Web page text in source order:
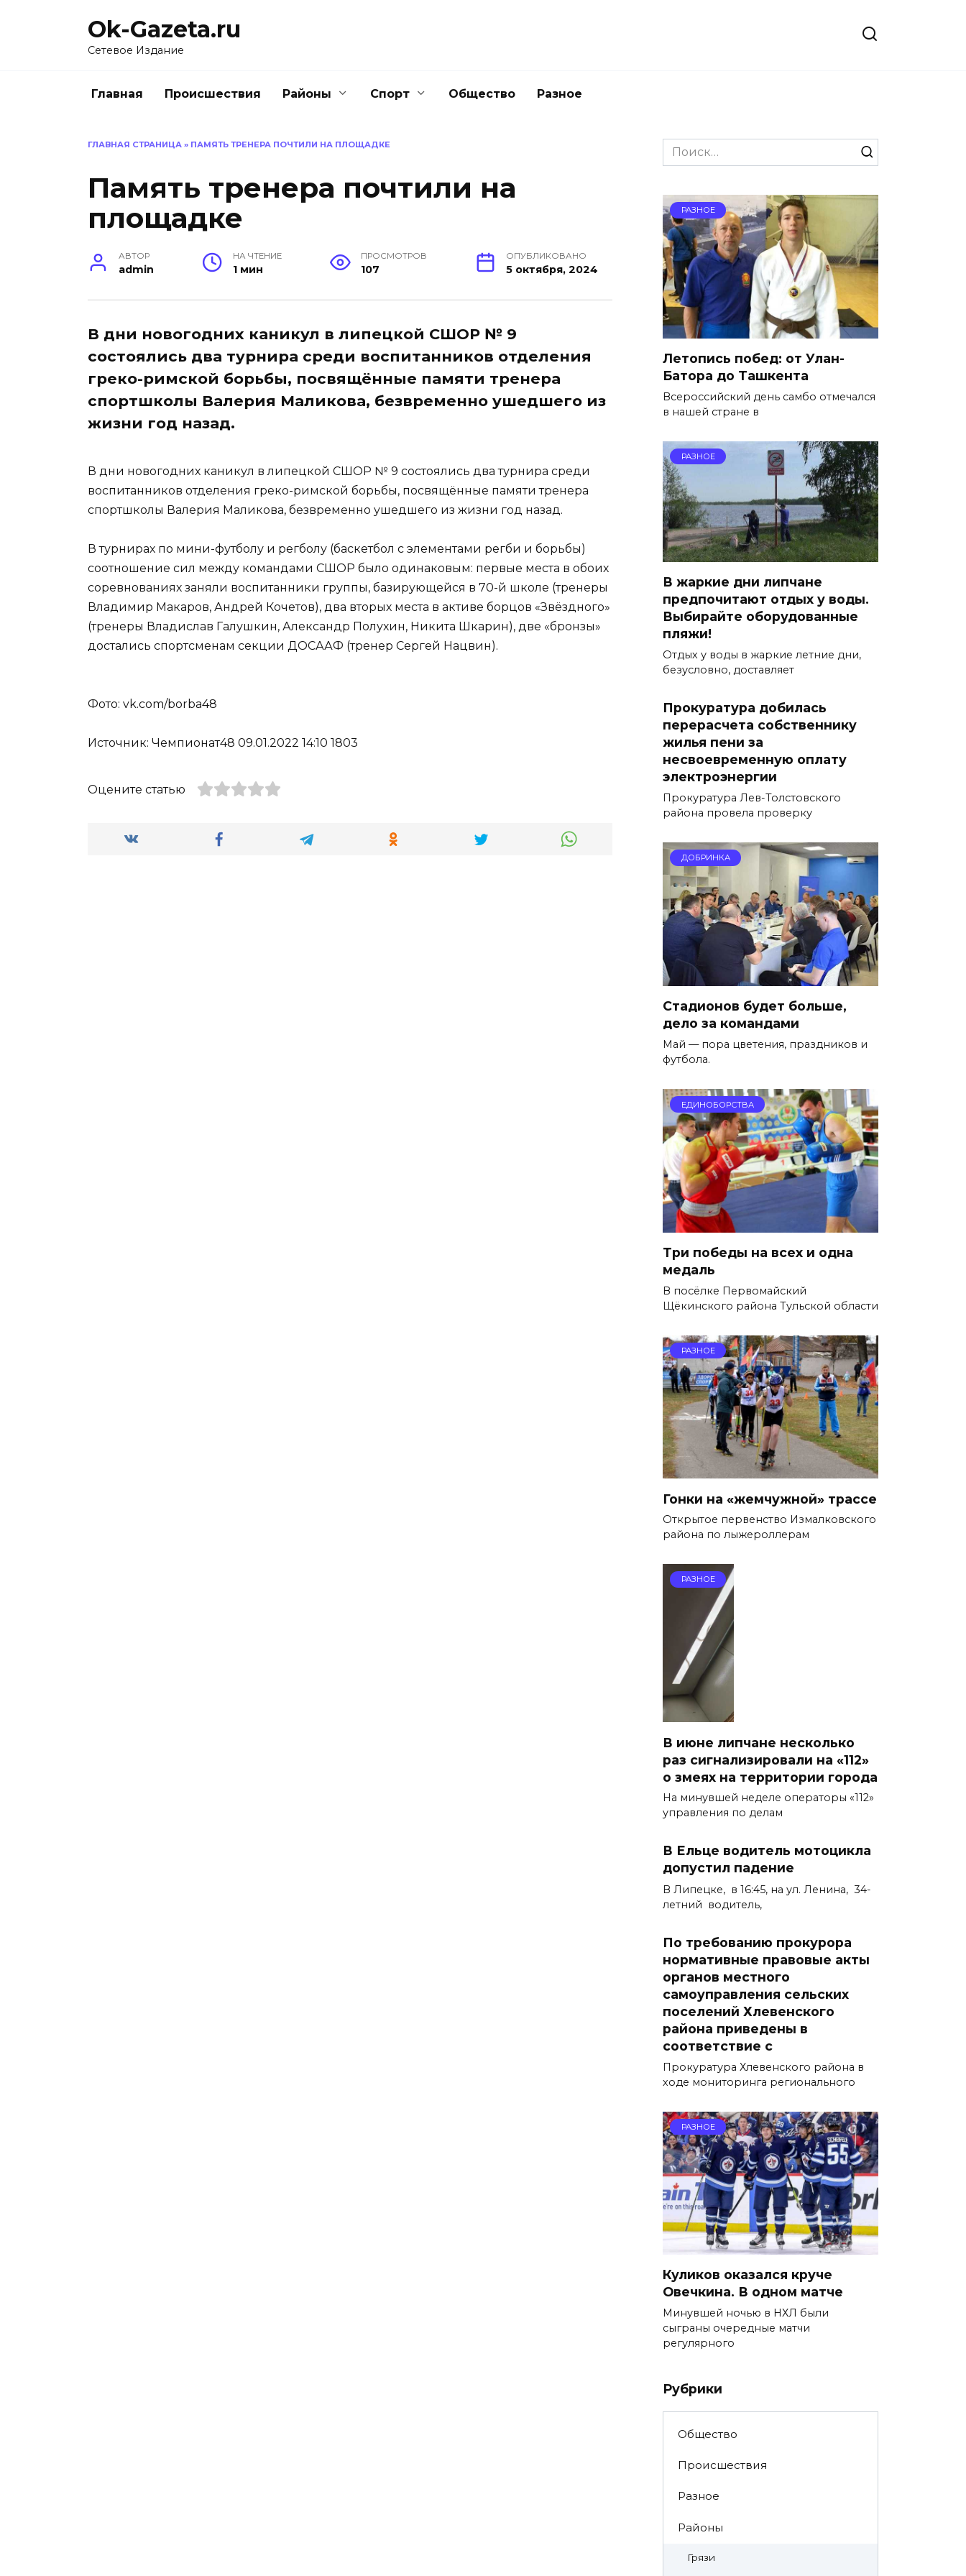
Ok-Gazeta.ru
Сетевое Издание
Главная Происшествия Районы Спорт Общество Разное
ГЛАВНАЯ СТРАНИЦА » ПАМЯТЬ ТРЕНЕРА ПОЧТИЛИ НА ПЛОЩАДКЕ
Память тренера почтили на
площадке
АВТОР
admin
НА ЧТЕНИЕ
1 мин
ПРОСМОТРОВ
107
ОПУБЛИКОВАНО
5 октября, 2024
В дни новогодних каникул в липецкой СШОР № 9
состоялись два турнира среди воспитанников отделения
греко-римской борьбы, посвящённые памяти тренера
спортшколы Валерия Маликова, безвременно ушедшего из
жизни год назад.
В дни новогодних каникул в липецкой СШОР № 9 состоялись два турнира среди
воспитанников отделения греко-римской борьбы, посвящённые памяти тренера
спортшколы Валерия Маликова, безвременно ушедшего из жизни год назад.
В турнирах по мини-футболу и регболу (баскетбол с элементами регби и борьбы)
соотношение сил между командами СШОР было одинаковым: первые места в обоих
соревнованиях заняли воспитанники группы, базирующейся в 70-й школе (тренеры
Владимир Макаров, Андрей Кочетов), два вторых места в активе борцов «Звёздного»
(тренеры Владислав Галушкин, Александр Полухин, Никита Шкарин), две «бронзы»
достались спортсменам секции ДОСААФ (тренер Сергей Нацвин).
Фото: vk.com/borba48
Источник: Чемпионат48 09.01.2022 14:10 1803
Оцените статью
Search
for:
РАЗНОЕ
Летопись побед: от Улан-
Батора до Ташкента
Всероссийский день самбо отмечался
в нашей стране в
РАЗНОЕ
В жаркие дни липчане
предпочитают отдых у воды.
Выбирайте оборудованные
пляжи!
Отдых у воды в жаркие летние дни,
безусловно, доставляет
Прокуратура добилась
перерасчета собственнику
жилья пени за
несвоевременную оплату
электроэнергии
Прокуратура Лев-Толстовского
района провела проверку
ДОБРИНКА
Стадионов будет больше,
дело за командами
Май — пора цветения, праздников и
футбола.
ЕДИНОБОРСТВА
Три победы на всех и одна
медаль
В посёлке Первомайский
Щёкинского района Тульской области
РАЗНОЕ
Гонки на «жемчужной» трассе
Открытое первенство Измалковского
района по лыжероллерам
РАЗНОЕ
В июне липчане несколько
раз сигнализировали на «112»
о змеях на территории города
На минувшей неделе операторы «112»
управления по делам
В Ельце водитель мотоцикла
допустил падение
В Липецке, в 16:45, на ул. Ленина, 34-
летний водитель,
По требованию прокурора
нормативные правовые акты
органов местного
самоуправления сельских
поселений Хлевенского
района приведены в
соответствие с
Прокуратура Хлевенского района в
ходе мониторинга регионального
РАЗНОЕ
Куликов оказался круче
Овечкина. В одном матче
Минувшей ночью в НХЛ были
сыграны очередные матчи
регулярного
Рубрики
Общество
Происшествия
Разное
Районы
Грязи